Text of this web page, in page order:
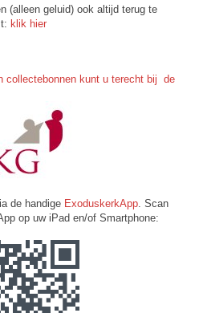
(alleen geluid) ook altijd terug te
klik hier
collectebonnen kunt u terecht bij de
de handige ExoduskerkApp . Scan
op uw iPad en/of Smartphone: